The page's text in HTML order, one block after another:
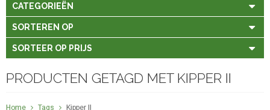
CATEGORIEËN
SORTEREN OP
SORTEER OP PRIJS
PRODUCTEN GETAGD MET KIPPER II
Home Tags Kipper II